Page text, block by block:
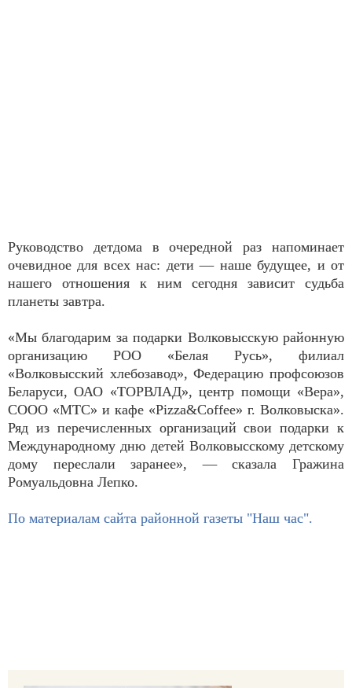
Руководство детдома в очередной раз напоминает
очевидное для всех нас: дети — наше будущее, и от
нашего отношения к ним сегодня зависит судьба
планеты завтра.
«Мы благодарим за подарки Волковысскую районную
организацию РОО «Белая Русь», филиал
«Волковысский хлебозавод», Федерацию профсоюзов
Беларуси, ОАО «ТОРВЛАД», центр помощи «Вера»,
СООО «МТС» и кафе «Pizza&Coffee» г. Волковыска».
Ряд из перечисленных организаций свои подарки к
Международному дню детей Волковысскому детскому
дому переслали заранее», — сказала Гражина
Ромуальдовна Лепко.
По материалам сайта районной газеты "Наш час".